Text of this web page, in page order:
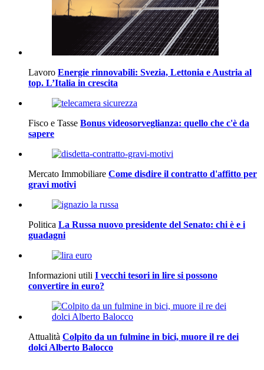
Lavoro Energie rinnovabili: Svezia, Lettonia e Austria al
top. L’Italia in crescita
Fisco e Tasse Bonus videosorveglianza: quello che c'è da
sapere
Mercato Immobiliare Come disdire il contratto d'affitto per
gravi motivi
Politica La Russa nuovo presidente del Senato: chi è e i
guadagni
Informazioni utili I vecchi tesori in lire si possono
convertire in euro?
Attualità Colpito da un fulmine in bici, muore il re dei
dolci Alberto Balocco